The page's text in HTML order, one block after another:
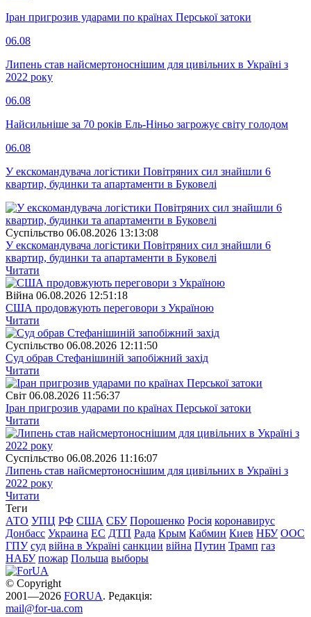
Іран пригрозив ударами по країнах Перської затоки
06.08
Липень став найсмертоноснішим для цивільних в Україні з
2022 року
06.08
Найсильніше за 70 років Ель-Ніньо загрожує світу голодом
06.08
У екскомандувача логістики Повітряних сил знайшли 6
квартир, будинки та апартаменти в Буковелі
Суспiльство 06.08.2026 13:13:08
У екскомандувача логістики Повітряних сил знайшли 6
квартир, будинки та апартаменти в Буковелі
Читати
Війна 06.08.2026 12:51:18
США продовжують переговори з Україною
Читати
Суспiльство 06.08.2026 12:11:50
Суд обрав Стефанішиній запобіжний захід
Читати
Свiт 06.08.2026 11:56:37
Іран пригрозив ударами по країнах Перської затоки
Читати
Суспiльство 06.08.2026 11:16:07
Липень став найсмертоноснішим для цивільних в Україні з
2022 року
Читати
Теги
АТО УПЦ РФ США СБУ Порошенко Росія коронавирус
Донбасс Украина ЕС ДТП Рада Крым Кабмин Киев НБУ ООС
ГПУ суд війна в Україні санкции війна Путин Трамп газ
НАБУ пожар Польша выборы
© Copyright
2001—2026 FORUA. Редакція:
mail@for-ua.com